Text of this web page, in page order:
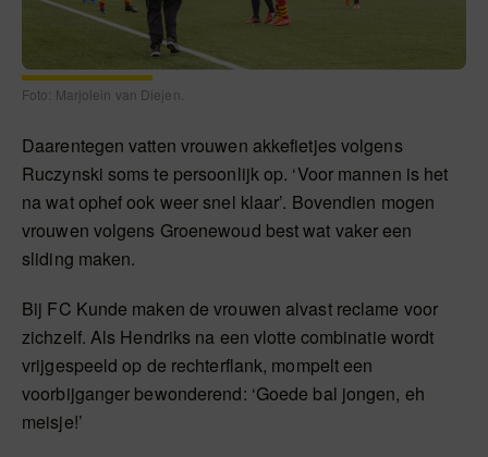
Foto: Marjolein van Diejen.
Daarentegen vatten vrouwen akkefietjes volgens
Ruczynski soms te persoonlijk op. ‘Voor mannen is het
na wat ophef ook weer snel klaar’. Bovendien mogen
vrouwen volgens Groenewoud best wat vaker een
sliding maken.
Bij FC Kunde maken de vrouwen alvast reclame voor
zichzelf. Als Hendriks na een vlotte combinatie wordt
vrijgespeeld op de rechterflank, mompelt een
voorbijganger bewonderend: ‘Goede bal jongen, eh
meisje!’